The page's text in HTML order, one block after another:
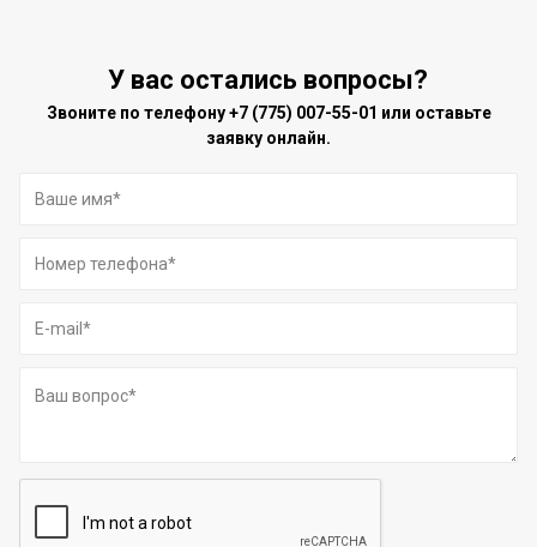
У вас остались вопросы?
Звоните по телефону+7 (775) 007-55-01 или оставьте
заявку онлайн.